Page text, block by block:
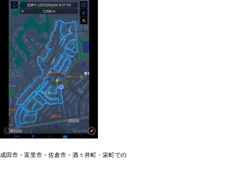
成田市・富里市・佐倉市・酒々井町・栄町での